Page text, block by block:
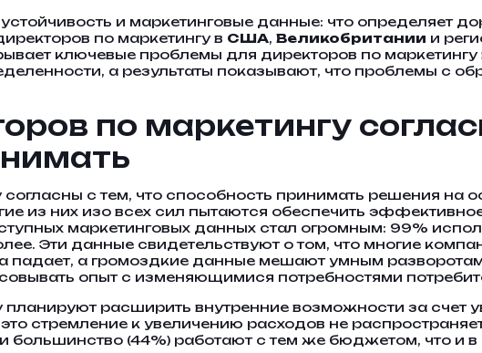
и маркетинговые данные: что определяет
по маркетингу в США,Великобритании и
ключевые проблемы для директоров по
а результаты показывают, что проблемы с
по маркетингу
согласны с тем, что способность принимать решения на
из них изо всех сил пытаются обеспечить
маркетинговых данных стал огромным: 99%
Эти данные свидетельствуют о том, что многие
падает, а громоздкие данные мешают умным
опыт с изменяющимися потребностями
планируют расширить внутренние возможности за счет
стремление к увеличению расходов не
большинство (44%) работают с тем же бюджетом, что и